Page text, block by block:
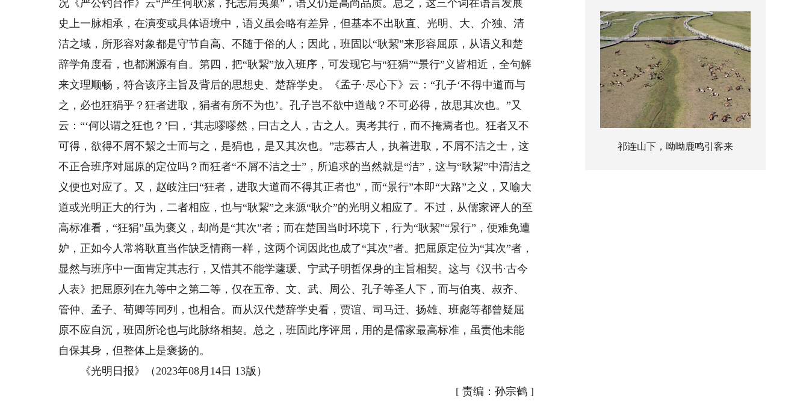
况《严公钓台作》云“严生何耿潔，托志肩夷巢”，语义仍是高尚品质。总之，这三个词在语言发展
史上一脉相承，在演变或具体语境中，语义虽会略有差异，但基本不出耿直、光明、大、介独、清
洁之域，所形容对象都是守节自高、不随于俗的人；因此，班固以“耿絜”来形容屈原，从语义和楚
辞学角度看，也都渊源有自。第四，把“耿絜”放入班序，可发现它与“狂狷”“景行”义皆相近，全句解
来文理顺畅，符合该序主旨及背后的思想史、楚辞学史。《孟子·尽心下》云：“孔子‘不得中道而与
之，必也狂狷乎？狂者进取，狷者有所不为也’。孔子岂不欲中道哉？不可必得，故思其次也。”又
云：“‘何以谓之狂也？’曰，‘其志嘐嘐然，曰古之人，古之人。夷考其行，而不掩焉者也。狂者又不
可得，欲得不屑不絜之士而与之，是狷也，是又其次也。”志慕古人，执着进取，不屑不洁之士，这
不正合班序对屈原的定位吗？而狂者“不屑不洁之士”，所追求的当然就是“洁”，这与“耿絜”中清洁之
义便也对应了。又，赵岐注曰“狂者，进取大道而不得其正者也”，而“景行”本即“大路”之义，又喻大
道或光明正大的行为，二者相应，也与“耿絜”之来源“耿介”的光明义相应了。不过，从儒家评人的至
高标准看，“狂狷”虽为褒义，却尚是“其次”者；而在楚国当时环境下，行为“耿絜”“景行”，便难免遭
妒，正如今人常将耿直当作缺乏情商一样，这两个词因此也成了“其次”者。把屈原定位为“其次”者，
显然与班序中一面肯定其志行，又惜其不能学蘧瑗、宁武子明哲保身的主旨相契。这与《汉书·古今
人表》把屈原列在九等中之第二等，仅在五帝、文、武、周公、孔子等圣人下，而与伯夷、叔齐、
管仲、孟子、荀卿等同列，也相合。而从汉代楚辞学史看，贾谊、司马迁、扬雄、班彪等都曾疑屈
原不应自沉，班固所论也与此脉络相契。总之，班固此序评屈，用的是儒家最高标准，虽责他未能
自保其身，但整体上是褒扬的。
《光明日报》（2023年08月14日 13版）
[ 责编：孙宗鹤]
祁连山下，呦呦鹿鸣引客来